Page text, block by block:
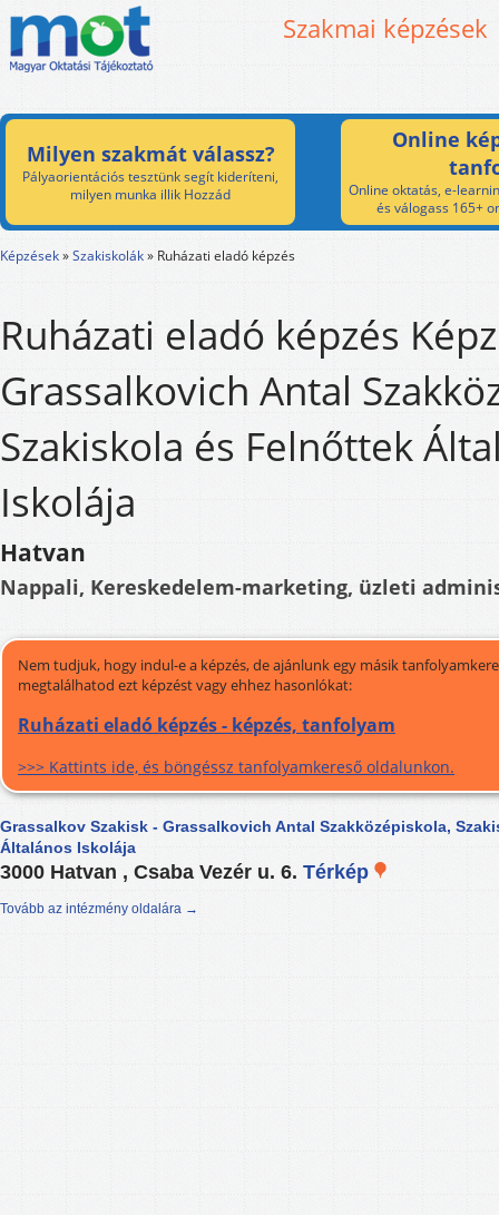
Szakmai képzések
Milyen szakmát válassz?
Pályaorientációs tesztünk segít kideríteni,
milyen munka illik Hozzád
Online
Online oktatás, e-
és válogass 165+
Képzések»Szakiskolák» Ruházati eladó képzés
Ruházati eladó képzés
Grassalkovich Antal
Szakiskola és Felnőttek
Iskolája
Hatvan
Nappali, Kereskedelem-marketing, üzleti
Nem tudjuk, hogy indul-e a képzés, de ajánlunk egy másik
megtalálhatod ezt képzést vagy ehhez hasonlókat:
Ruházati eladó képzés - képzés, tanfolyam
>>> Kattints ide, és böngéssz tanfolyamkereső oldalunkon.
Grassalkov Szakisk - Grassalkovich Antal Szakközépiskola,
Általános Iskolája
3000 Hatvan , Csaba Vezér u. 6. Térkép
Tovább az intézmény oldalára →